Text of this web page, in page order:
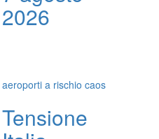
2026
aeroporti a rischio caos
Tensione